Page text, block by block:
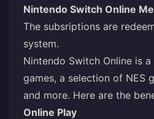
Nintendo Switch Online
The subsriptions are
system.
Nintendo Switch Online is
games, a selection of NES
and more. Here are the
Online Play